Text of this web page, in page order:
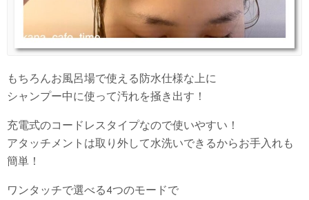
もちろんお風呂場で使える防水仕様な上に
シャンプー中に使って汚れを掻き出す！
充電式のコードレスタイプなので使いやすい！
アタッチメントは取り外して水洗いできるからお手入れも
簡単！
ワンタッチで選べる4つのモードで